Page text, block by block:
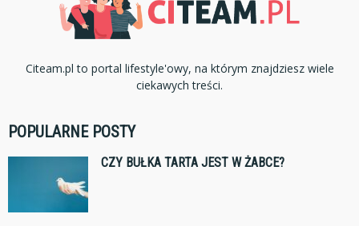
Citeam.pl to portal lifestyle'owy, na którym znajdziesz wiele
ciekawych treści.
POPULARNE POSTY
CZY BUŁKA TARTA JEST W ŻABCE?